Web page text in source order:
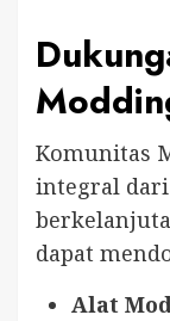
Komunitas
integral dari
dapat
Alat